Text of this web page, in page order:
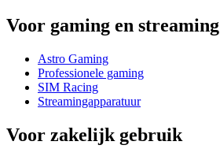
Voor gaming en streaming
Astro Gaming
Professionele gaming
SIM Racing
Streamingapparatuur
Voor zakelijk gebruik